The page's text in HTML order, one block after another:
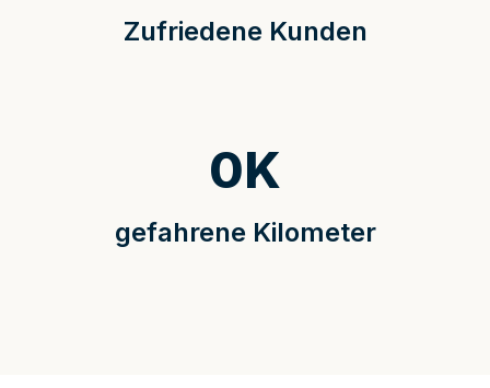
Zufriedene Kunden
gefahrene Kilometer
0K